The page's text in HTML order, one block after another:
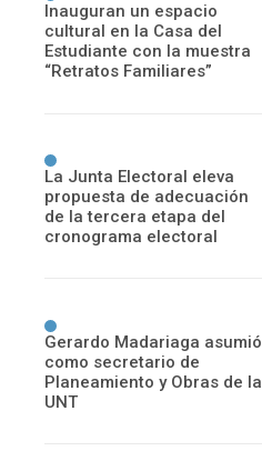
Inauguran un espacio
cultural en la Casa del
Estudiante con la muestra
“Retratos Familiares”
La Junta Electoral eleva
propuesta de adecuación
de la tercera etapa del
cronograma electoral
Gerardo Madariaga asumió
como secretario de
Planeamiento y Obras de la
UNT